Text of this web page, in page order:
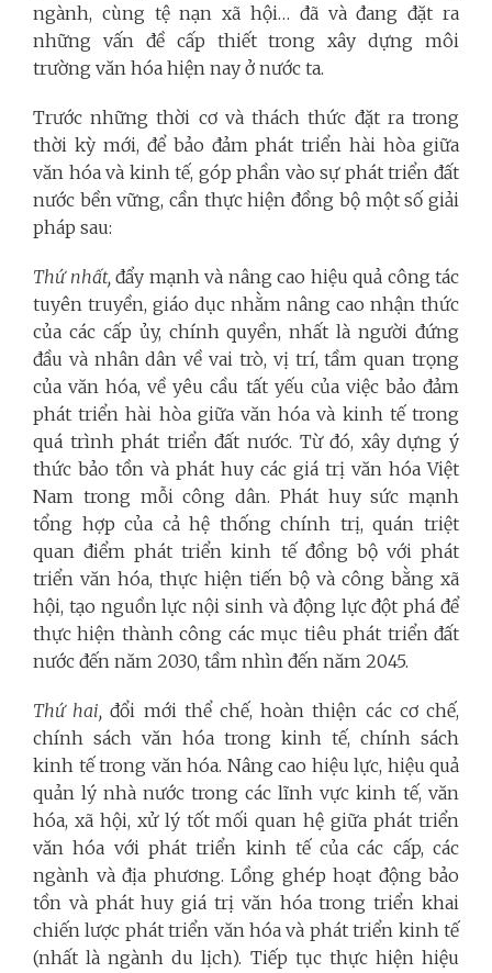
ngành, cùng tệ nạn xã hội… đã và đang đặt ra
những vấn đề cấp thiết trong xây dựng môi
trường văn hóa hiện nay ở nước ta.
Trước những thời cơ và thách thức đặt ra trong
thời kỳ mới, để bảo đảm phát triển hài hòa giữa
văn hóa và kinh tế, góp phần vào sự phát triển đất
nước bền vững, cần thực hiện đồng bộ một số giải
pháp sau:
Thứ nhất,đẩy mạnh và nâng cao hiệu quả công tác
tuyên truyền, giáo dục nhằm nâng cao nhận thức
của các cấp ủy, chính quyền, nhất là người đứng
đầu và nhân dân về vai trò, vị trí, tầm quan trọng
của văn hóa, về yêu cầu tất yếu của việc bảo đảm
phát triển hài hòa giữa văn hóa và kinh tế trong
quá trình phát triển đất nước. Từ đó, xây dựng ý
thức bảo tồn và phát huy các giá trị văn hóa Việt
Nam trong mỗi công dân. Phát huy sức mạnh
tổng hợp của cả hệ thống chính trị, quán triệt
quan điểm phát triển kinh tế đồng bộ với phát
triển văn hóa, thực hiện tiến bộ và công bằng xã
hội, tạo nguồn lực nội sinh và động lực đột phá để
thực hiện thành công các mục tiêu phát triển đất
nước đến năm 2030, tầm nhìn đến năm 2045.
Thứ hai,đổi mới thể chế, hoàn thiện các cơ chế,
chính sách văn hóa trong kinh tế, chính sách
kinh tế trong văn hóa. Nâng cao hiệu lực, hiệu quả
quản lý nhà nước trong các lĩnh vực kinh tế, văn
hóa, xã hội, xử lý tốt mối quan hệ giữa phát triển
văn hóa với phát triển kinh tế của các cấp, các
ngành và địa phương. Lồng ghép hoạt động bảo
tồn và phát huy giá trị văn hóa trong triển khai
chiến lược phát triển văn hóa và phát triển kinh tế
(nhất là ngành du lịch). Tiếp tục thực hiện hiệu